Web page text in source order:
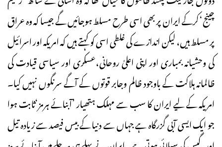
چینج‘ کرکے ایران پر بھی اسی طرح مسلط ہوجائیں گے جیسا کہ وہ عراق
پر مسلط ہیں، لیکن اندازے کی غلطی اسی کو کہتے ہیں کہ امریکہ اور اسرائیل
کی وحشیانہ بمباری اور اپنی اعلیٰ روحانی،عسکری اور سیاسی قیادت کی
ظالمانہ ہلاکت کے باوجود ظالم وجابر قوتوں کے آگے سرنگوں نہیں کیا۔
امریکہ کے لیے ایران کا سب سے مہلک ہتھیار ’آبنائے ہرمز‘ثابت ہوا
جو ایک ایسی آبی گزرگاہ ہے جہاں سے دنیا کے بیس فیصد سے زیادہ تیل